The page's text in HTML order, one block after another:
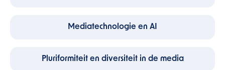
Mediatechnologie en AI
Pluriformiteit en diversiteit in de media